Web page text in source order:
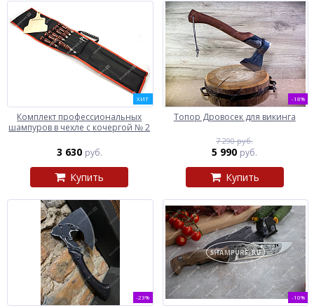
ХИТ
Комплект профессиональных
шампуров в чехле с кочергой № 2
3 630 руб.
Купить
-18%
Топор Дровосек для викинга
7 290 руб.
5 990 руб.
Купить
-23% -10%